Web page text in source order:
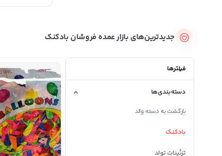
جدیدترین‌های بازار عمده فروشان بادکنک
فیلترها
دسته‌بندی‌ها
بازگشت به دسته والد
بادکنک
تزئینات تولد